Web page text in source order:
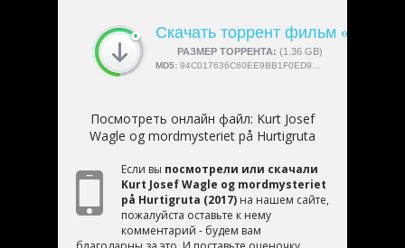
Скачать торрент фильм «Kurt
РАЗМЕР ТОРРЕНТА: (1.36 GB)
СКАЧАЛИ:4189
MD5: 94C017636C60EE9BB1F0ED9073F57404
Посмотреть онлайн файл: Kurt Josef
Wagle og mordmysteriet på Hurtigruta
Если вы посмотрели или скачали
Kurt Josef Wagle og mordmysteriet
på Hurtigruta (2017) на нашем сайте,
пожалуйста оставьте к нему
комментарий - будем вам